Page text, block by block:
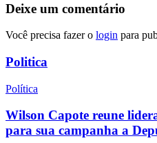
Deixe um comentário
Você precisa fazer o login para
Politica
Política
Wilson Capote reune
para sua campanha a